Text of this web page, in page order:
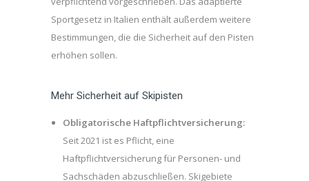
Sportgesetz in Italien enthält außerdem weitere
Bestimmungen, die die Sicherheit auf den Pisten
erhöhen sollen.
Mehr Sicherheit auf Skipisten
Obligatorische Haftpflichtversicherung:
Seit 2021 ist es Pflicht, eine
Haftpflichtversicherung für Personen- und
Sachschäden abzuschließen. Skigebiete